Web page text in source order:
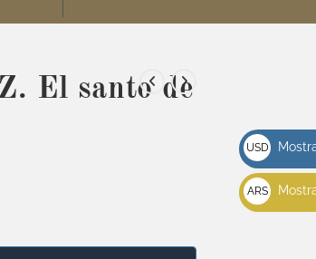
El santo de
USD
u$s
ARS
$